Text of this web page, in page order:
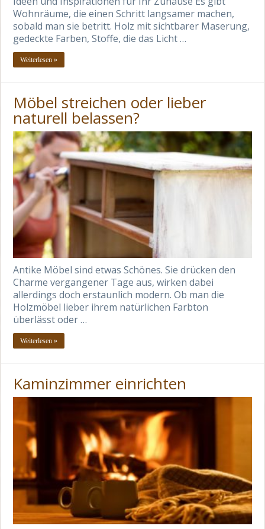
Wohnräume, die einen Schritt langsamer machen,
sobald man sie betritt. Holz mit sichtbarer Maserung,
gedeckte Farben, Stoffe, die das Licht …
Weiterlesen »
Möbel streichen oder lieber
naturell belassen?
Antike Möbel sind etwas Schönes. Sie drücken den
Charme vergangener Tage aus, wirken dabei
allerdings doch erstaunlich modern. Ob man die
Holzmöbel lieber ihrem natürlichen Farbton
überlässt oder …
Weiterlesen »
Kaminzimmer einrichten